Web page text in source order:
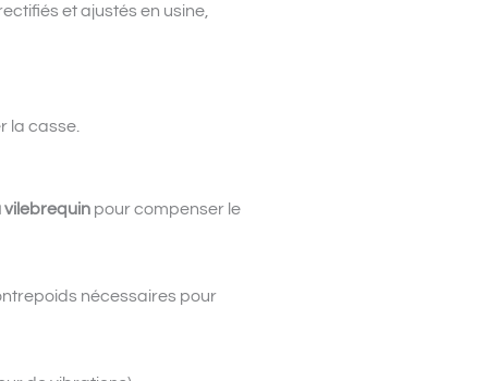
et ajustés en usine,
la casse.
pour compenser le
nécessaires pour